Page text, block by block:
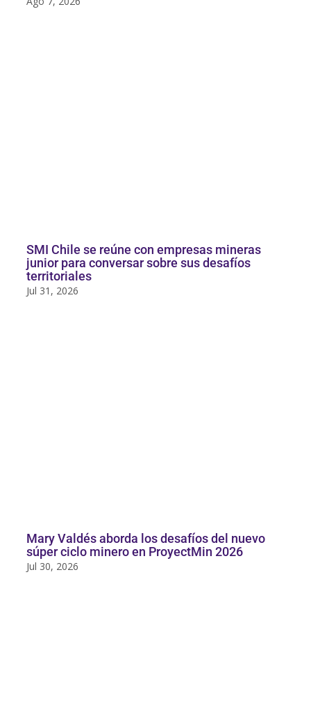
SMI Chile se reúne con empresas mineras
junior para conversar sobre sus desafíos
territoriales
Jul 31, 2026
Mary Valdés aborda los desafíos del nuevo
súper ciclo minero en ProyectMin 2026
Jul 30, 2026